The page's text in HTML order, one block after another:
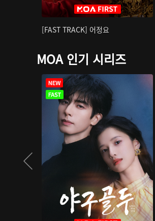
[FAST TRACK] 어정요
MOA 인기 시리즈